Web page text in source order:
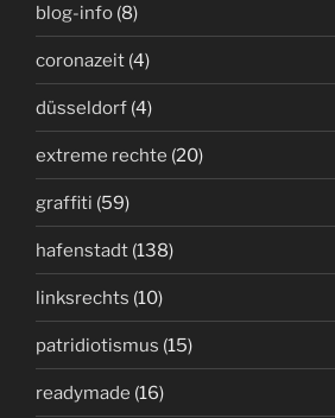
blog-info (8)
coronazeit (4)
düsseldorf (4)
extreme rechte (20)
graffiti (59)
hafenstadt (138)
linksrechts (10)
patridiotismus (15)
readymade (16)